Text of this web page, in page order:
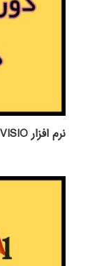
نرم افزار VISIO